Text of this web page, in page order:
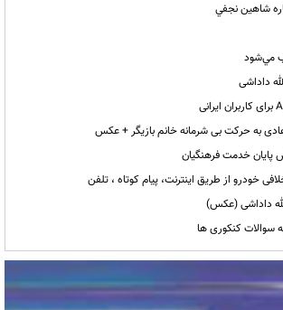
شاهين نجفي
مي‌شود
داداشی
به حرکت بی شرمانه خانم بازیگر + عکس
خودرو از طریق اینترنت، پیام کوتاه ، تلفن
داداشی (عکس)
سوالات کنکوری ها